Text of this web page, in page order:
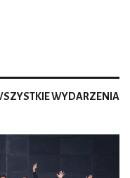
WYDARZENIA